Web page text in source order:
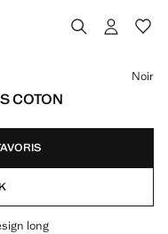
COTON
Noir
long